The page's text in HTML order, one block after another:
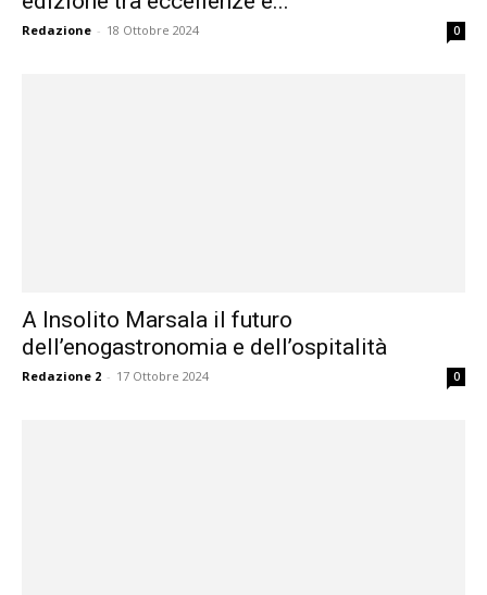
Redazione - 18 Ottobre 2024 0
A Insolito Marsala il futuro
dell’enogastronomia e dell’ospitalità
Redazione 2 - 17 Ottobre 2024 0